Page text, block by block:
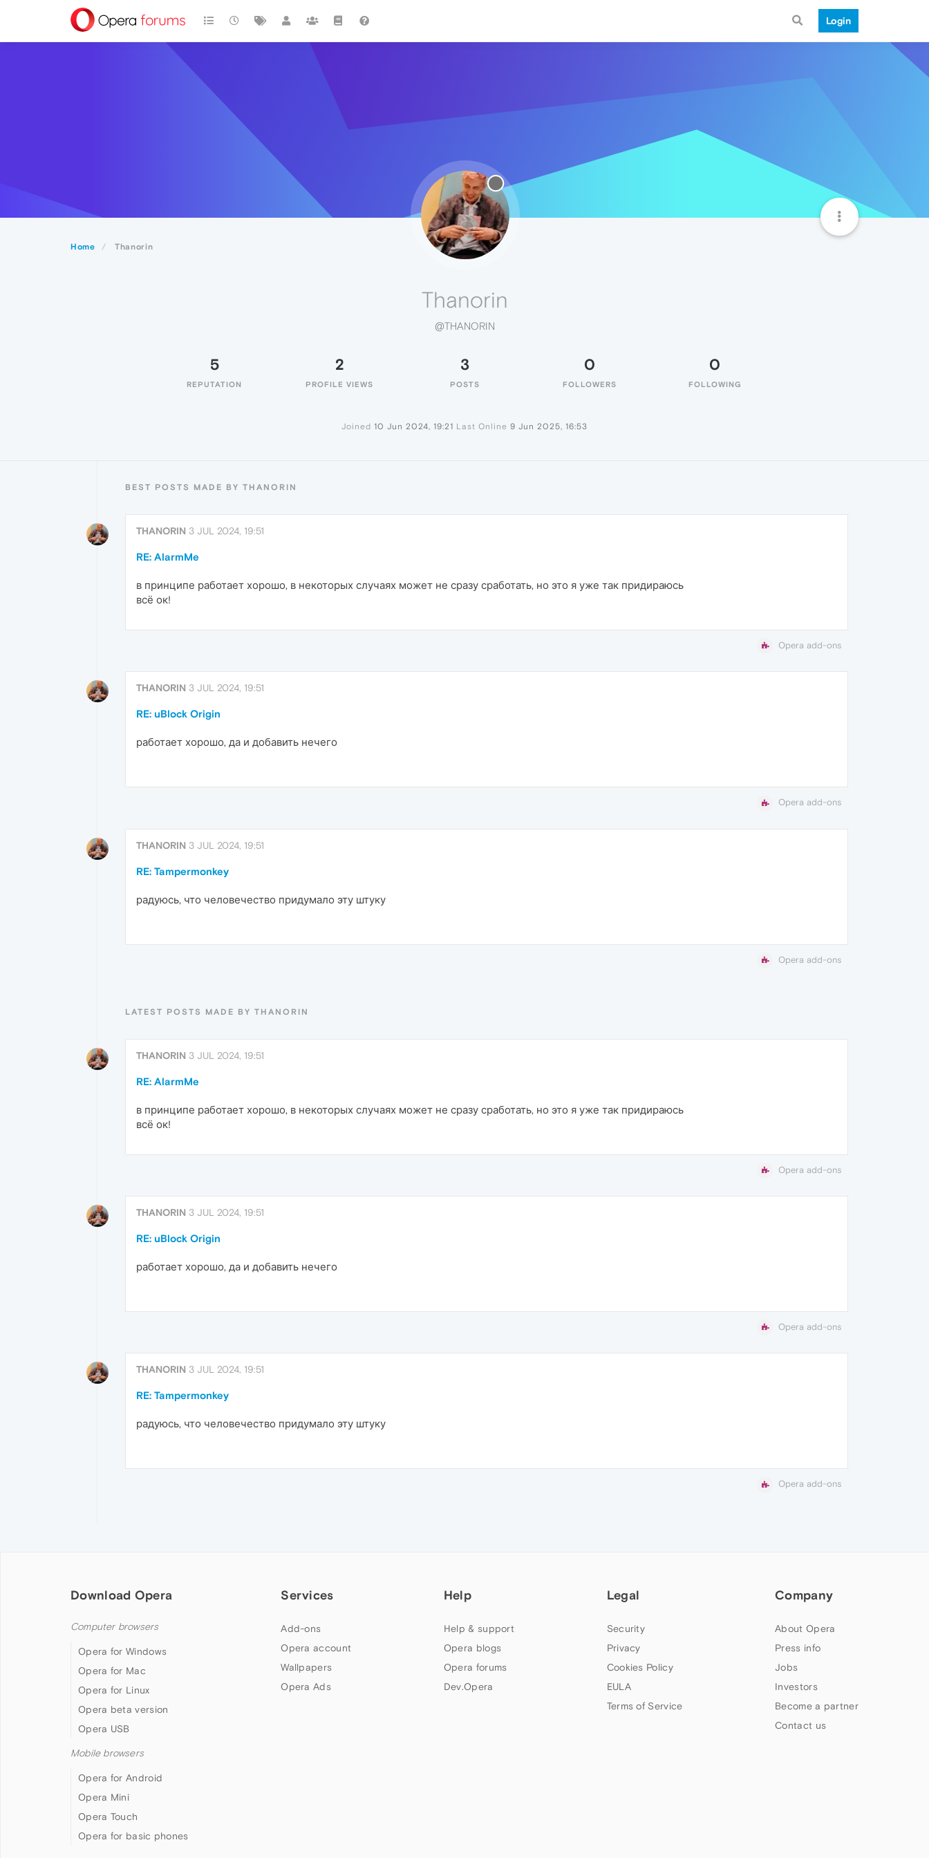
Login
Home Thanorin
Thanorin
@THANORIN
5
REPUTATION
2
PROFILE VIEWS
3
POSTS
0
FOLLOWERS
0
FOLLOWING
Joined 10 Jun 2024, 19:21 Last Online 9 Jun 2025, 16:53
BEST POSTS MADE BY THANORIN
THANORIN 3 JUL 2024, 19:51
RE: AlarmMe
в принципе работает хорошо, в некоторых случаях может не сразу сработать, но это я уже так придираюсь
всё ок!
Opera add-ons
THANORIN 3 JUL 2024, 19:51
RE: uBlock Origin
работает хорошо, да и добавить нечего
Opera add-ons
THANORIN 3 JUL 2024, 19:51
RE: Tampermonkey
радуюсь, что человечество придумало эту штуку
Opera add-ons
LATEST POSTS MADE BY THANORIN
THANORIN 3 JUL 2024, 19:51
RE: AlarmMe
в принципе работает хорошо, в некоторых случаях может не сразу сработать, но это я уже так придираюсь
всё ок!
Opera add-ons
THANORIN 3 JUL 2024, 19:51
RE: uBlock Origin
работает хорошо, да и добавить нечего
Opera add-ons
THANORIN 3 JUL 2024, 19:51
RE: Tampermonkey
радуюсь, что человечество придумало эту штуку
Opera add-ons
Download Opera
Computer browsers
Opera for Windows
Opera for Mac
Opera for Linux
Opera beta version
Opera USB
Mobile browsers
Opera for Android
Opera Mini
Opera Touch
Opera for basic phones
Services
Add-ons
Opera account
Wallpapers
Opera Ads
Help
Help & support
Opera blogs
Opera forums
Dev.Opera
Legal
Security
Privacy
Cookies Policy
EULA
Terms of Service
Company
About Opera
Press info
Jobs
Investors
Become a partner
Contact us